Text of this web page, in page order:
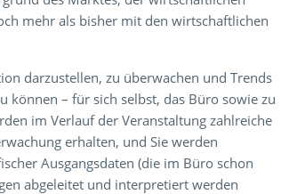
mehr als bisher mit den wirtschaftlichen
darzustellen, zu überwachen und Trends
können – für sich selbst, das Büro sowie zu
im Verlauf der Veranstaltung zahlreiche
erhalten, und Sie werden
Ausgangsdaten (die im Büro schon
abgeleitet und interpretiert werden